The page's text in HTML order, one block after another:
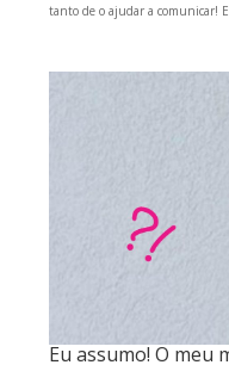
tanto de o ajudar a comunicar!
Eu assumo! O meu